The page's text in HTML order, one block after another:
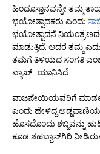
ಹಿಂದೂಸ್ತಾನವನ್ನೇ ತಮ್ಮ
ಭಯೋತ್ಪಾದಕರು ಎಂದು
ಭಯೋತ್ಪಾದನೆ
ಮಾಡುತ್ತಿದೆ. ಆದರೆ ತಮ್ಮ
ತಮಗೆ ತಿಳಿಯದ ಸಂಗತಿ
ವ್ಯಾಖ್...ಯಾನಿಸಿದೆ.
ವಾಜಪೇಯಿಯವರಿಗೆ
ಎಂದು ಹೇಳಿದ್ದ
ಹೊಸದೊಂದು ಶಬ್ದವನ್ನು
ಕೂಡ ಶಹಬ್ಬಾಸ್‌ಗಿರಿ